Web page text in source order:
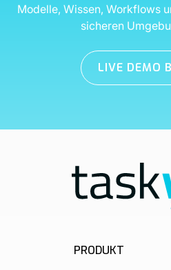
Modelle, Wissen, Workflows
sicheren
LIVE DEMO
PRODUKT